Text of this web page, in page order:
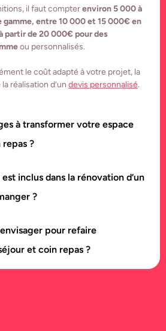
il faut compterenviron 5 000 à
entre 10 000 et 15 000€ en
partir de 20 000€ pour des
ou personnalisés.
le coût adapté à votre projet, la
réalisation d’un devis personnalisé.
à transformer votre espace
?
inclus dans la rénovation d’un
?
pour refaire
et coin repas ?